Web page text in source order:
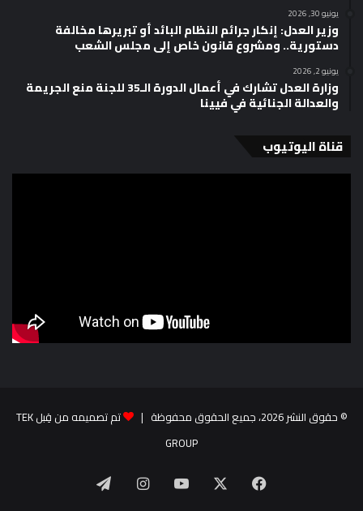
يونيو 30, 2026
وزير العدل: إنكار جرائم النظام البائد أو تبريرها مخالفة
دستورية.. ومشروع قانون خاص إلى مجلس الشعب
يونيو 2, 2026
وزارة العدل تشارك في أعمال الدورة الـ35 للجنة منع الجريمة
والعدالة الجنائية في فيينا
قناة اليوتيوب
© حقوق النشر 2026، جميع الحقوق محفوظة |
تم تصميمه من قِبل TEK
GROUP
فيسبوك ‫YouTubeانستقرامتيلقرام